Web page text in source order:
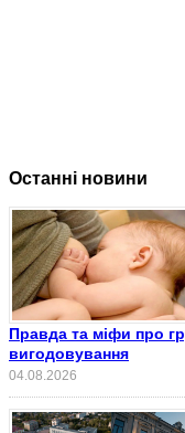
Останні новини
Правда та міфи про
вигодовування
04.08.2026